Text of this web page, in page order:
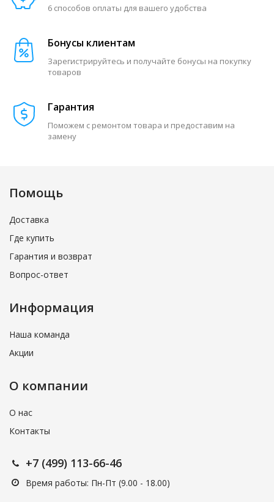
6 способов оплаты для вашего удобства
Бонусы клиентам
Зарегистрируйтесь и получайте бонусы на покупку
товаров
Гарантия
Поможем с ремонтом товара и предоставим на
замену
Помощь
Доставка
Где купить
Гарантия и возврат
Вопрос-ответ
Информация
Наша команда
Акции
О компании
О нас
Контакты
+7 (499) 113-66-46
Время работы: Пн-Пт (9.00 - 18.00)